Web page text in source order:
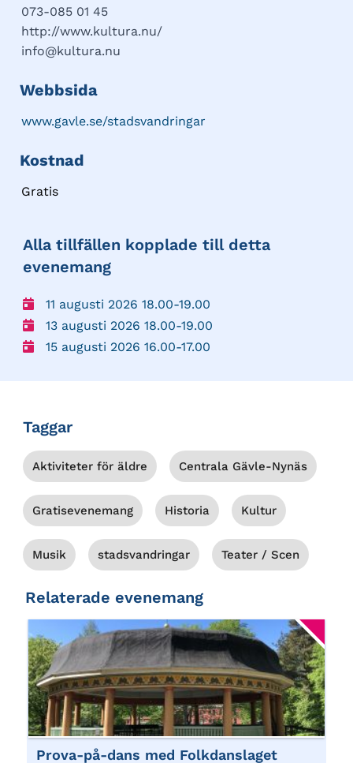
073-085 01 45
http://www.kultura.nu/
info@kultura.nu
Webbsida
www.gavle.se/stadsvandringar
Kostnad
Gratis
Alla tillfällen kopplade till detta
evenemang
11 augusti 2026 18.00-19.00
13 augusti 2026 18.00-19.00
15 augusti 2026 16.00-17.00
Taggar
Aktiviteter för äldre Centrala Gävle-Nynäs
Gratisevenemang Historia Kultur
Musik stadsvandringar Teater / Scen
Relaterade evenemang
Prova-på-dans med Folkdanslaget